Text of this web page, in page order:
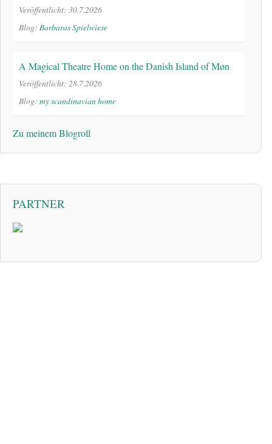
Veröffentlicht: 30.7.2026
Blog: Barbaras Spielwiese
A Magical Theatre Home on the Danish Island of Møn
Veröffentlicht: 28.7.2026
Blog: my scandinavian home
Zu meinem Blogroll
PARTNER